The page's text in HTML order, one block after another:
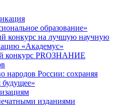
образование»
конкурс на лучшую научную
«Академус»
конкурс PROЗНАНИЕ
народов России: сохраняя
будущее»
изданиями